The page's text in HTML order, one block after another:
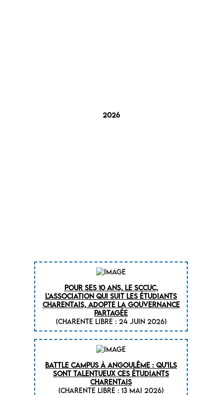
2026
Pour ses 10 ans, le Sccuc,
l’association qui suit les étudiants
charentais, adopte la gouvernance
partagée
(CHARENTE LIBRE : 24 juin 2026)
Battle Campus à Angoulême : qu’ils
sont talentueux ces étudiants
charentais
(CHARENTE LIBRE : 13 mai 2026)